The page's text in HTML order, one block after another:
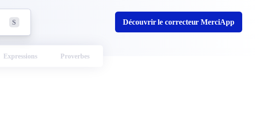
S Découvrir le correcteur MerciApp
Expressions Proverbes